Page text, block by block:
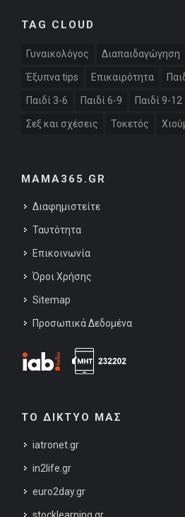
TAG CLOUD
Γυναικολόγος Διαπαιδαγώγηση
Έξυπνα tips Επικαιρότητα
Παιδί 3-6 Παιδί 6-9 Παιδί 9-12
Σεξ και σχέσεις Τοκετός
MAMA365.GR
Διαφημιστείτε
Ταυτότητα
Επικοινωνία
Όροι Χρήσης
Sitemap
Προσωπικά Δεδομένα
ΤΟ ΔΙΚΤΥΟ ΜΑΣ
iatronet.gr
in2life.gr
euro2day.gr